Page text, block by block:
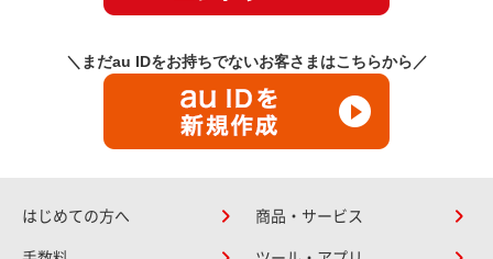
＼まだau IDをお持ちでないお客さまはこちらから／
はじめての方へ 商品・サービス